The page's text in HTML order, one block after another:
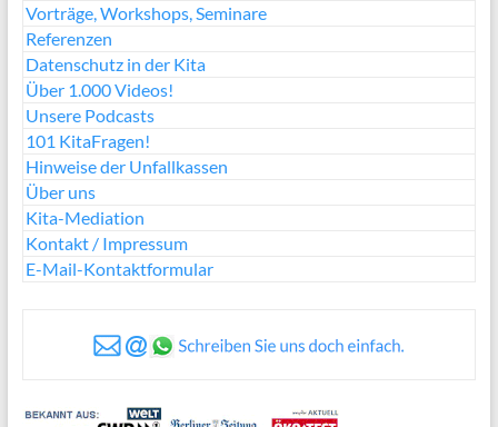
Vorträge, Workshops, Seminare
Referenzen
Datenschutz in der Kita
Über 1.000 Videos!
Unsere Podcasts
101 KitaFragen!
Hinweise der Unfallkassen
Über uns
Kita-Mediation
Kontakt / Impressum
E-Mail-Kontaktformular